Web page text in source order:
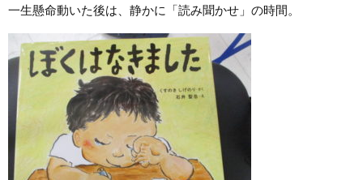
一生懸命動いた後は、静かに「読み聞かせ」の時間。